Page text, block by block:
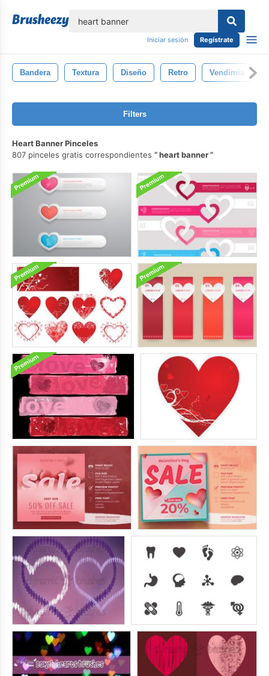
Iniciar sesión Regístrate
Bandera Textura Diseño Retro Vendimia
Filters
Heart Banner Pinceles
807 pinceles gratis correspondientes
heart banner